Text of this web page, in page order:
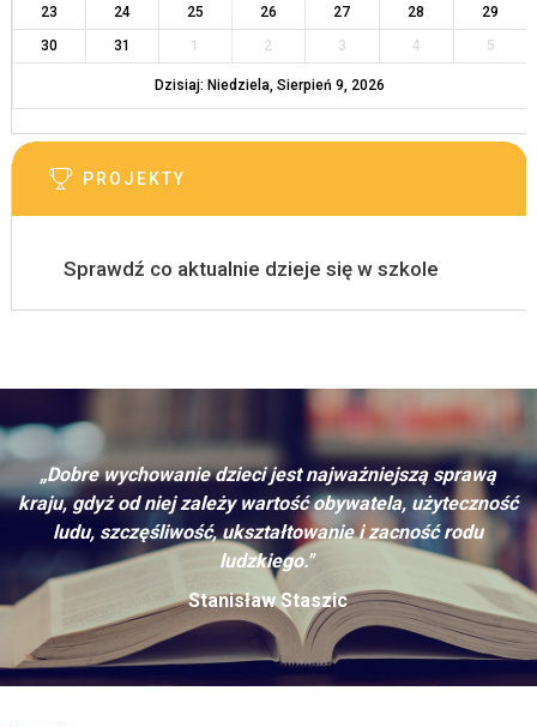
23
24 25 26 27 28
29
30
31 1 2 3 4 5
Dzisiaj: Niedziela, Sierpień 9, 2026
PROJEKTY
Sprawdź co aktualnie dzieje się w szkole
„Dobre wychowanie dzieci jest najważniejszą sprawą
kraju, gdyż od niej zależy wartość obywatela, użyteczność
ludu, szczęśliwość, ukształtowanie i zacność rodu
ludzkiego."
Stanisław Staszic